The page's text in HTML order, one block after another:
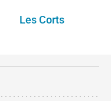
Les Corts